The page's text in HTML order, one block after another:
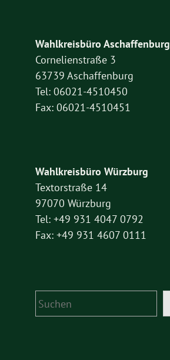
Wahlkreisbüro Aschaffenburg
Cornelienstraße 3
63739 Aschaffenburg
Tel: 06021-4510450
Fax: 06021-4510451
Wahlkreisbüro Würzburg
Textorstraße 14
97070 Würzburg
Tel: +49 931 4047 0792
Fax: +49 931 4607 0111
Suchen